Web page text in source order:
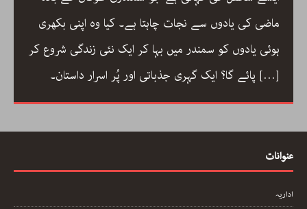
ماضی کی یادوں سے نجات چاہتا ہے۔ کیا وہ اپنی بکھری
ہوئی یادوں کو سمندر میں بہا کر ایک نئی زندگی شروع کر
[…]
عنوانات
اداریہ